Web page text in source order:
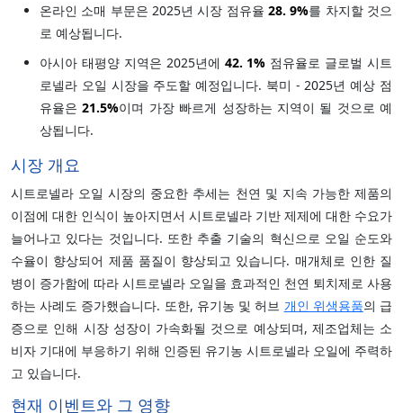
온라인 소매 부문은 2025년 시장 점유율 28.9%를 차지할 것으
로 예상됩니다.
아시아 태평양 지역은 2025년에 42. 1% 점유율로 글로벌 시트
로넬라 오일 시장을 주도할 예정입니다. 북미 - 2025년 예상 점
유율은21.5%이며 가장 빠르게 성장하는 지역이 될 것으로 예
상됩니다.
시장 개요
시트로넬라 오일 시장의 중요한 추세는 천연 및 지속 가능한 제품의
이점에 대한 인식이 높아지면서 시트로넬라 기반 제제에 대한 수요가
늘어나고 있다는 것입니다. 또한 추출 기술의 혁신으로 오일 순도와
수율이 향상되어 제품 품질이 향상되고 있습니다. 매개체로 인한 질
병이 증가함에 따라 시트로넬라 오일을 효과적인 천연 퇴치제로 사용
하는 사례도 증가했습니다. 또한, 유기농 및 허브 개인 위생용품의 급
증으로 인해 시장 성장이 가속화될 것으로 예상되며, 제조업체는 소
비자 기대에 부응하기 위해 인증된 유기농 시트로넬라 오일에 주력하
고 있습니다.
현재 이벤트와 그 영향